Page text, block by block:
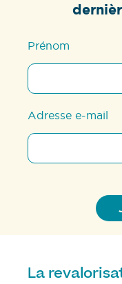
Prénom
Adresse e-mail
La